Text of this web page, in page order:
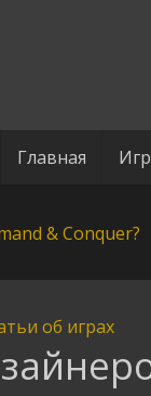
Главная
об играх